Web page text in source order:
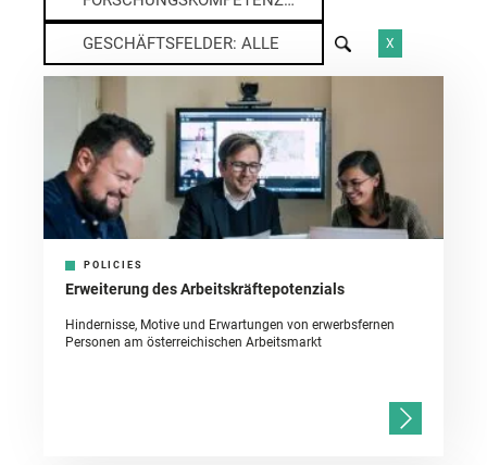
GESCHÄFTSFELDER: ALLE X
POLICIES
Erweiterung des Arbeitskräftepotenzials
Hindernisse, Motive und Erwartungen von erwerbsfernen
Personen am österreichischen Arbeitsmarkt